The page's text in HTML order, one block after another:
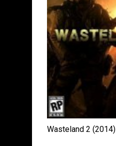
Wasteland 2 (2014)